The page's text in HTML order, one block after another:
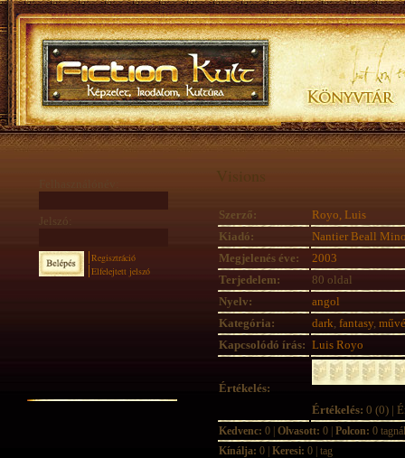
Jelszó:
Regisztráció
Elfelejtett jelszó
Visions
Szerző:
Royo, Luis
Kiadó:
Nantier Beall
Megjelenés éve:
2003
Terjedelem:
80 oldal
Nyelv:
angol
Kategória:
dark, fantasy,
Kapcsolódó írás: Luis Royo
Értékelés:
Értékelés: 0 (0) |
Kedvenc: 0 | Olvasott: 0 | Polcon: 0 tagnál
Kínálja: 0 | Keresi: 0 | tag